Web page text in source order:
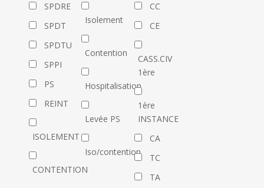
SPDRE
SPDT
SPDTU
SPPI
PS
REINT
ISOLEMENT
CONTENTION
Isolement
Contention
Hospitalisation
Levée PS
Iso/contention
CC
CE
CASS.CIV
1ère
1ère
INSTANCE
CA
TC
TA